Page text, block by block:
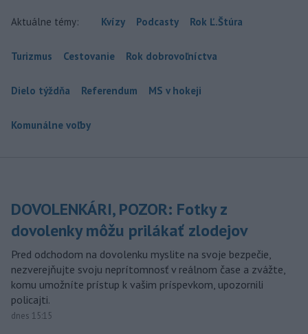
Aktuálne témy: Kvízy Podcasty Rok Ľ.Štúra
Turizmus Cestovanie Rok dobrovoľníctva
Dielo týždňa Referendum MS v hokeji
Komunálne voľby
DOVOLENKÁRI, POZOR: Fotky z
dovolenky môžu prilákať zlodejov
Pred odchodom na dovolenku myslite na svoje bezpečie,
nezverejňujte svoju neprítomnosť v reálnom čase a zvážte,
komu umožníte prístup k vašim príspevkom, upozornili
policajti.
dnes 15:15